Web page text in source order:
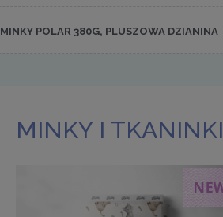
MINKY POLAR 380G, PLUSZOWA DZIANINA
MINKY I TKANINKI